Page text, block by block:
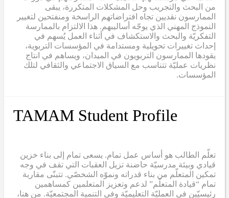
من البحث والتجريب وحل المشكلات المتكررة، يبقى
الممارسون نقديين تجاه افتراضاتهم الراسخة ومنفتحين لتغيير
النموذج المهني الذي يوجّه أساليبهم. هذا الالتزام بالممارسة
التفكريّة والبحث والاستكشاف في أثناء العمل يُسهم في
إحداث تغييرات تحويلية ومستدامة في المؤسسات التربوية،
يقودها الممارسون التربويون في الميدان، ويساهم في انتاج
نظريات عمليّة تتناسب مع السياق الاجتماعي والثقافي لتلك
المؤسسات.
TAMAM Student Profile
تعلّم الطالب هو أساس عمل تمام. يسعى تمام إلى بناء خزين
قيادي وبيئة مدرسيّة حاضنة تزيل العقبات التي تقف في وجه
تمكين المتعلّم من بناء قدراته ونموّه الشخصّي. تتبنّى مقاربة
تمام “قيادة المتعلّم” لدعم وتعزيز المتعلمين كمساهمين
رئيسيّين في العمليّة التعليميّة وفي التنمية المجتمعيّة. من هنا،